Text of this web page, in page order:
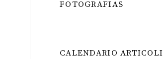
FOTOGRAFIAS
CALENDARIO ARTICOLI